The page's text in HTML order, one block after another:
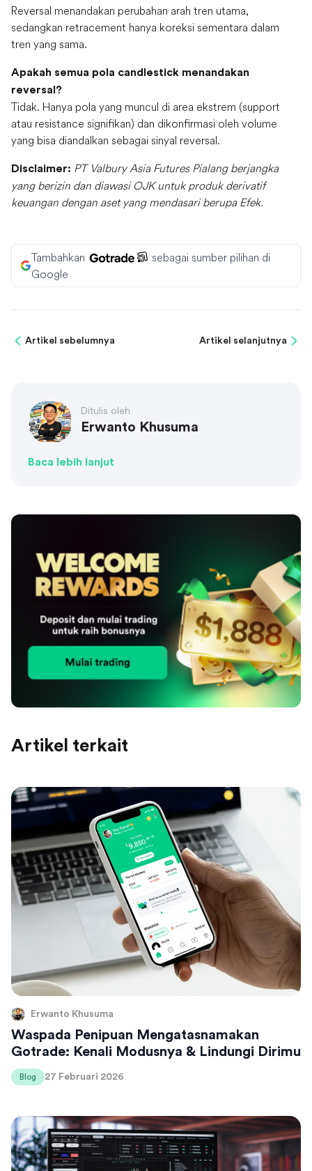
Reversal menandakan perubahan arah tren utama,
sedangkan retracement hanya koreksi sementara dalam
tren yang sama.
Apakah semua pola candlestick menandakan
reversal?
Tidak. Hanya pola yang muncul di area ekstrem (support
atau resistance signifikan) dan dikonfirmasi oleh volume
yang bisa diandalkan sebagai sinyal reversal.
Disclaimer: PT Valbury Asia Futures Pialang berjangka
yang berizin dan diawasi OJK untuk produk derivatif
keuangan dengan aset yang mendasari berupa Efek.
Tambahkan
sebagai sumber pilihan di
Google
Artikel sebelumnya Artikel selanjutnya
Ditulis oleh
Erwanto Khusuma
Baca lebih lanjut
Artikel terkait
Erwanto Khusuma
Waspada Penipuan Mengatasnamakan
Gotrade: Kenali Modusnya & Lindungi Dirimu
Blog 27 Februari 2026